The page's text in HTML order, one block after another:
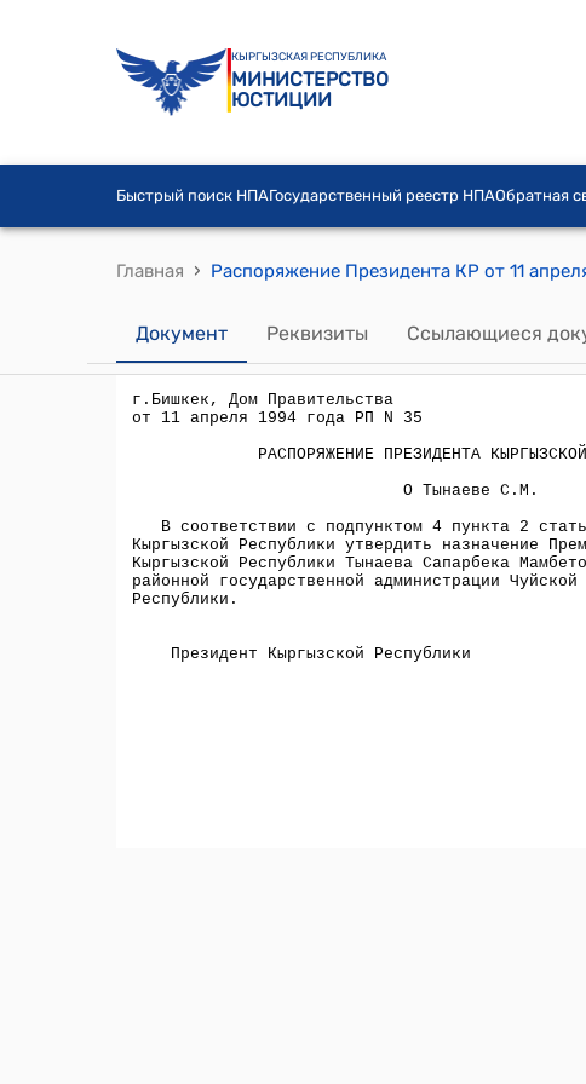
КЫРГЫЗСКАЯ РЕСПУБЛИКА
МИНИСТЕРСТВО
ЮСТИЦИИ
Быстрый поиск НПАГосударственный реестр НПАОбратная
Главная › Распоряжение Президента КР от 11
Документ Реквизиты Ссылающиеся